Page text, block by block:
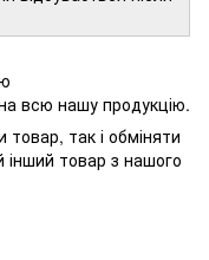
всю нашу продукцію.
так і обміняти
інший товар з нашого